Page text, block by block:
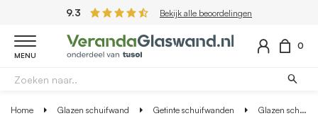
9.3 Bekijk alle beoordelingen
MENU
0
Home Glazen schuifwand Getinte schuifwanden Glazen schuifwand zwart - Getint glas - 5 railsysteem tot 503 cm breed